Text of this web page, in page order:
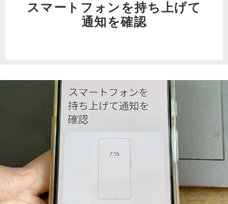
スマートフォンを持ち上げて
通知を確認